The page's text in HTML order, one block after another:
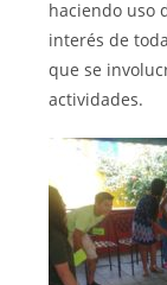
haciendo uso
interés de
que se
actividades.